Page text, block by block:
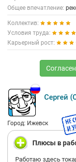
Общее впечатление:
Коллектив:
Условия труда:
Карьерный рост:
Согласен
Сергей
Город: Ижевск
Плюсы в
Работаю здесь